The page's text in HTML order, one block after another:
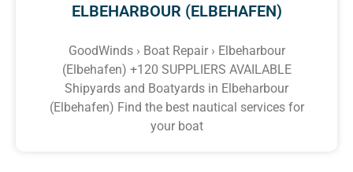
ELBEHARBOUR (ELBEHAFEN)
GoodWinds › Boat Repair › Elbeharbour
(Elbehafen) +120 SUPPLIERS AVAILABLE
Shipyards and Boatyards in Elbeharbour
(Elbehafen) Find the best nautical services for
your boat